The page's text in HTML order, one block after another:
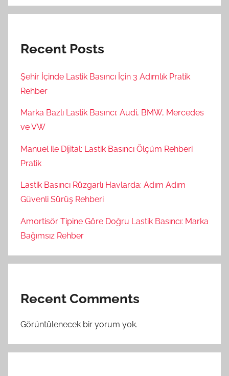
Recent Posts
Şehir İçinde Lastik Basıncı İçin 3 Adımlık Pratik
Rehber
Marka Bazlı Lastik Basıncı: Audi, BMW, Mercedes
ve VW
Manuel ile Dijital: Lastik Basıncı Ölçüm Rehberi
Pratik
Lastik Basıncı Rüzgarlı Havlarda: Adım Adım
Güvenli Sürüş Rehberi
Amortisör Tipine Göre Doğru Lastik Basıncı: Marka
Bağımsız Rehber
Recent Comments
Görüntülenecek bir yorum yok.